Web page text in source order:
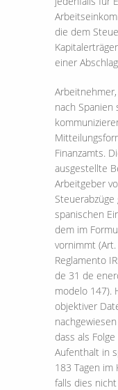
die dem
einer
nach
Finanzamts.
ausgestellte
Arbeitgeber
spanischen
dem im
vornimmt (Art.
Reglamento
de 31 de
modelo 147).
objektiver
dass als
Aufenthalt in
183 Tagen im
falls dies